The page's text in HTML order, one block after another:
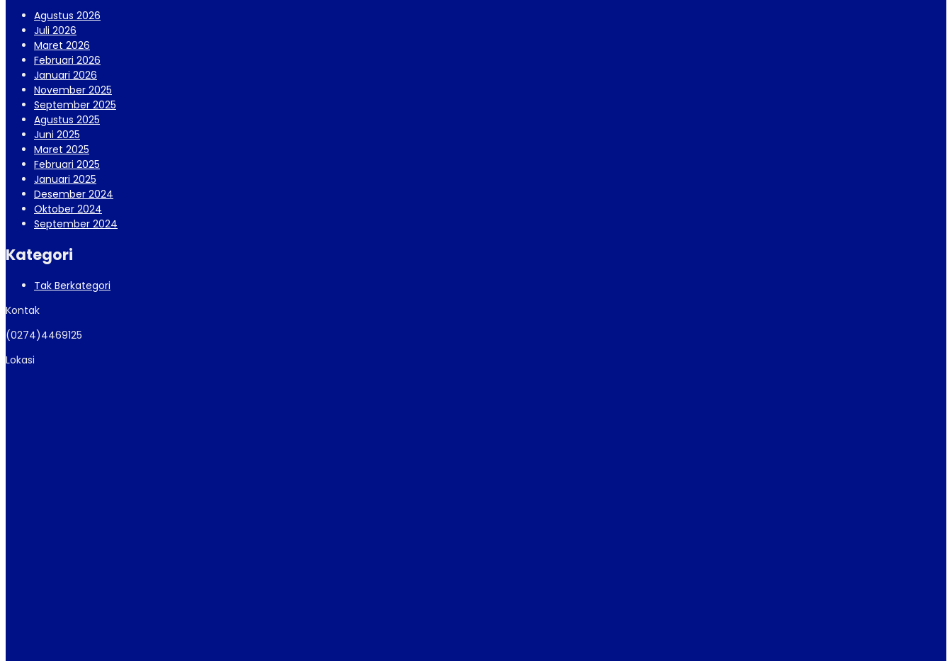
Agustus 2026
Juli 2026
Maret 2026
Februari 2026
Januari 2026
November 2025
September 2025
Agustus 2025
Juni 2025
Maret 2025
Februari 2025
Januari 2025
Desember 2024
Oktober 2024
September 2024
Kategori
Tak Berkategori
Kontak
(0274)4469125
Lokasi